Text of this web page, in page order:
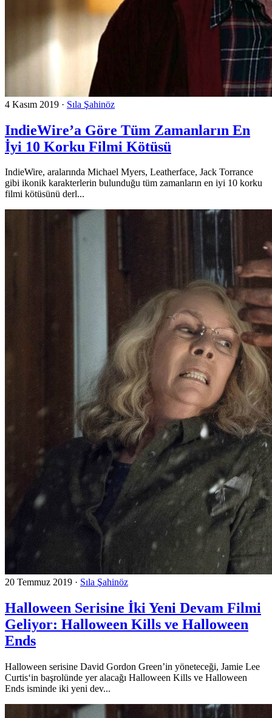
4 Kasım 2019 · Sıla Şahinöz
IndieWire’a Göre Tüm Zamanların En
İyi 10 Korku Filmi Kötüsü
IndieWire, aralarında Michael Myers, Leatherface, Jack Torrance
gibi ikonik karakterlerin bulunduğu tüm zamanların en iyi 10 korku
filmi kötüsünü derl...
20 Temmuz 2019 · Sıla Şahinöz
Halloween Serisine İki Yeni Devam Filmi
Geliyor: Halloween Kills ve Halloween
Ends
Halloween serisine David Gordon Green’in yöneteceği, Jamie Lee
Curtis‘in başrolünde yer alacağı Halloween Kills ve Halloween
Ends isminde iki yeni dev...